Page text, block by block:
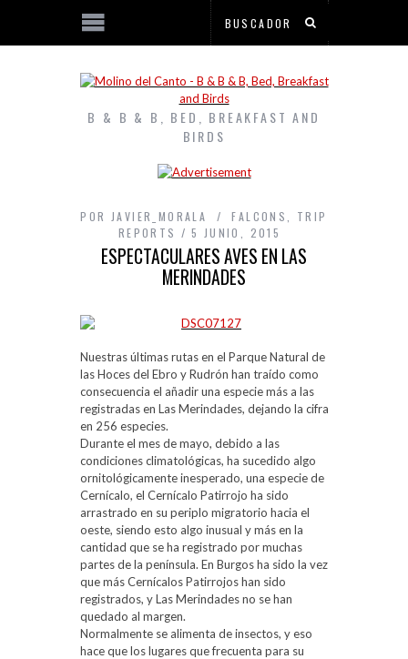
B & B & B, BED, BREAKFAST AND
BIRDS
POR JAVIER_MORALA FALCONS
TRIP
REPORTS
5 JUNIO, 2015
ESPECTACULARES AVES EN LAS
MERINDADES
Nuestras últimas rutas en el Parque Natural de
las Hoces del Ebro y Rudrón han traído como
consecuencia el añadir una especie más a las
registradas en Las Merindades, dejando la cifra
en 256 especies.
Durante el mes de mayo, debido a las
condiciones climatológicas, ha sucedido algo
ornitológicamente inesperado, una especie de
Cernícalo, el Cernícalo Patirrojo ha sido
arrastrado en su periplo migratorio hacia el
oeste, siendo esto algo inusual y más en la
cantidad que se ha registrado por muchas
partes de la península. En Burgos ha sido la vez
que más Cernícalos Patirrojos han sido
registrados, y Las Merindades no se han
quedado al margen.
Normalmente se alimenta de insectos, y eso
hace que los lugares que frecuenta para su